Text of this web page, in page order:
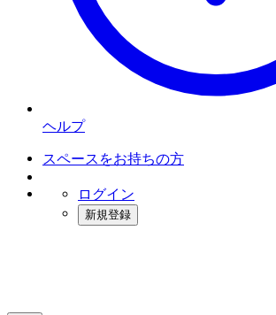
ヘルプ
スペースをお持ちの方
ログイン
新規登録